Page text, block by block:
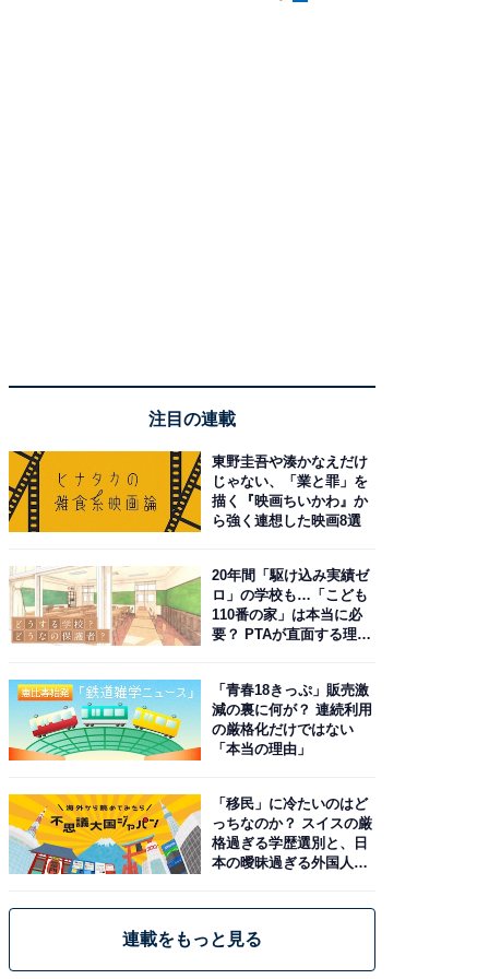
注目の連載
東野圭吾や湊かなえだけ
じゃない、「業と罪」を
描く『映画ちいかわ』か
ら強く連想した映画8選
20年間「駆け込み実績ゼ
ロ」の学校も…「こども
110番の家」は本当に必
要？ PTAが直面する理想
「青春18きっぷ」販売激
減の裏に何が？ 連続利用
の厳格化だけではない
「本当の理由」
「移民」に冷たいのはど
っちなのか？ スイスの厳
格過ぎる学歴選別と、日
本の曖昧過ぎる外国人政
連載をもっと見る